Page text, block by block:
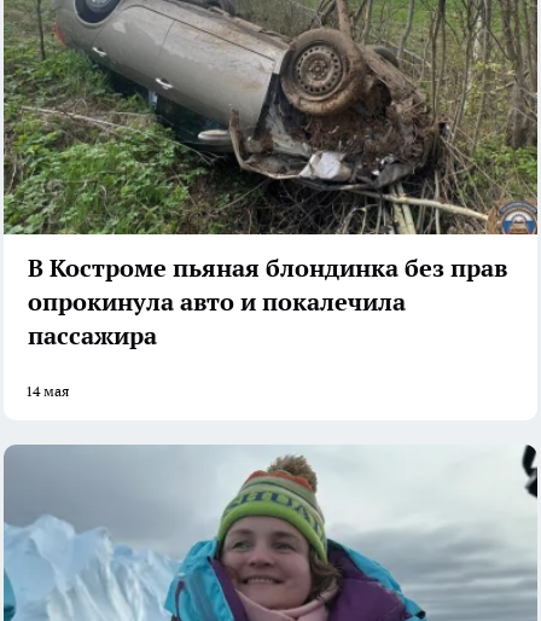
В Костроме пьяная блондинка без прав
опрокинула авто и покалечила
пассажира
14 мая